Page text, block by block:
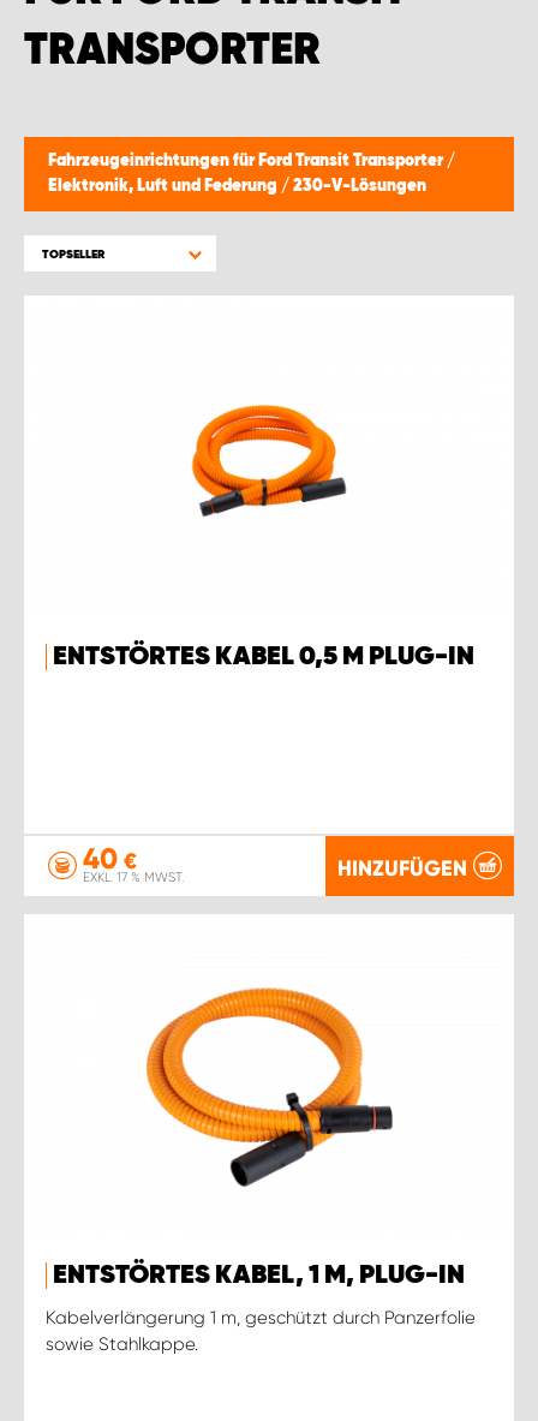
TRANSPORTER
Fahrzeugeinrichtungen für Ford Transit Transporter /
Elektronik, Luft und Federung / 230-V-Lösungen
TOPSELLER
ENTSTÖRTES KABEL 0,5 M PLUG-IN
40 €
EXKL. 17 % MWST. HINZUFÜGEN
ENTSTÖRTES KABEL, 1 M, PLUG-IN
Kabelverlängerung 1 m, geschützt durch Panzerfolie
sowie Stahlkappe.